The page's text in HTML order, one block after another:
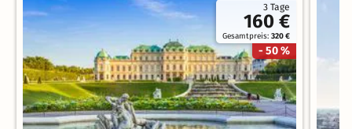
3 Tage
160 €
Gesamtpreis:320 €
- 50 %